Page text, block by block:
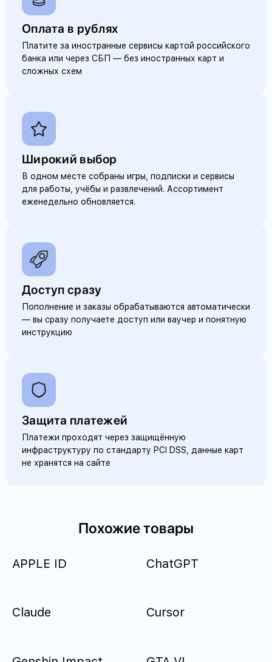
Оплата в рублях
Платите за иностранные сервисы картой российского
банка или через СБП — без иностранных карт и
сложных схем
Широкий выбор
В одном месте собраны игры, подписки и сервисы
для работы, учёбы и развлечений. Ассортимент
еженедельно обновляется.
Доступ сразу
Пополнение и заказы обрабатываются автоматически
— вы сразу получаете доступ или ваучер и понятную
инструкцию
Защита платежей
Платежи проходят через защищённую
инфраструктуру по стандарту PCI DSS, данные карт
не хранятся на сайте
Похожие товары
APPLE ID ChatGPT
Claude Cursor